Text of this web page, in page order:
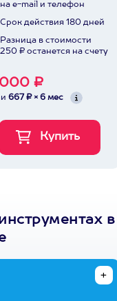
на e-mail и телефон
Срок действия 180 дней
Разница в стоимости
250 ₽ останется на счету
₽
667 ₽ × 6 мес
в